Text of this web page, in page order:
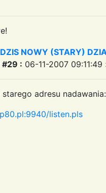
NOWY (STARY)
: 06-11-2007 09:11:49
adresu nadawania:
listen.pls